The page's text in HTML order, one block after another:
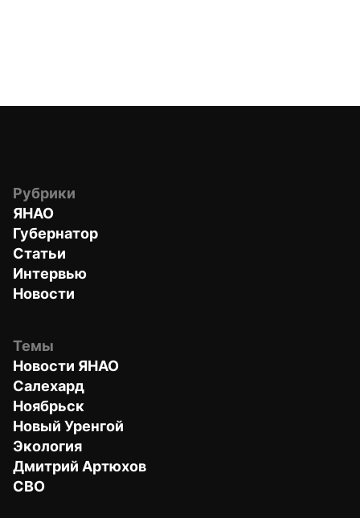
Рубрики
ЯНАО
Губернатор
Статьи
Интервью
Новости
Темы
Новости ЯНАО
Салехард
Ноябрьск
Новый Уренгой
Экология
Дмитрий Артюхов
СВО